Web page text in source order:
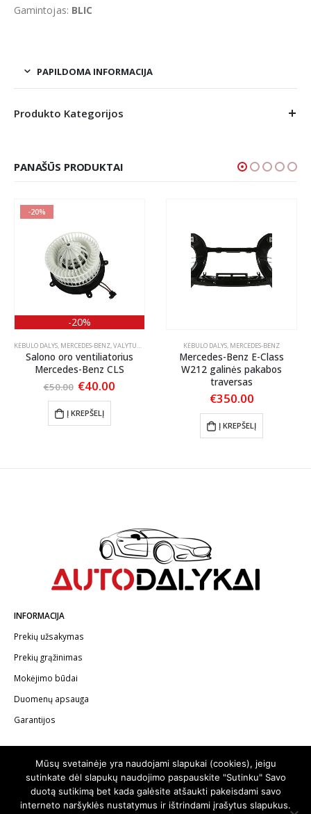
Gamintojas: BLIC
PAPILDOMA INFORMACIJA
Produkto Kategorijos
PANAŠŪS PRODUKTAI
-20%
-20%
KĖBULO DALYS, MERCEDES-BENZ,VALYTUVAI
Salono oro ventiliatorius
Mercedes-Benz CLS
€50.00 Original
was:
€50.00.
€40.00
Į KREPŠELĮ
KĖBULO DALYS, MERCEDES-BENZ
Mercedes-Benz E-Class
W212 galinės pakabos
traversas
€350.00
Į KREPŠELĮ
INFORMACIJA
Prekių užsakymas
Prekių grąžinimas
Mokėjimo būdai
Duomenų apsauga
Garantijos
Telefonas:+370 602 62622
El.paštas: info@autodalykai.lt
Mūsų svetainėje yra naudojami slapukai (cookies), jeigu
sutinkate dėl slapukų naudojimo paspauskite "Sutinku" Savo
duotą sutikimą bet kada galėsite atšaukti pakeisdami savo
interneto naršyklės nustatymus ir ištrindami įrašytus slapukus.